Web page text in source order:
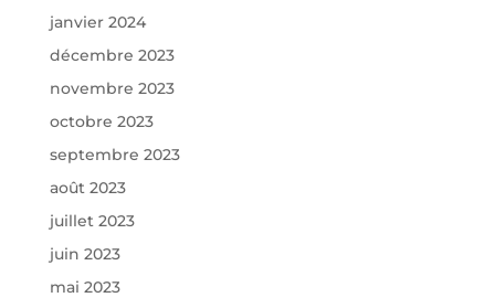
janvier 2024
décembre 2023
novembre 2023
octobre 2023
septembre 2023
août 2023
juillet 2023
juin 2023
mai 2023